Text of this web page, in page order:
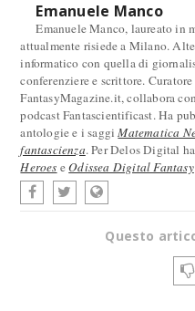
Emanuele Manco
Emanuele Manco, laureato in
attualmente risiede a Milano.
informatico con quella di
conferenziere e scrittore.
FantasyMagazine.it, collabora
podcast Fantascientificast. Ha
antologie e i saggiMatematica
fantascienza. Per Delos Digital
Heroes eOdissea Digital Fantasy
Questo